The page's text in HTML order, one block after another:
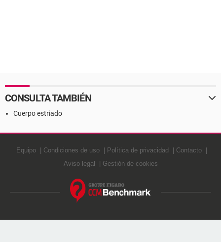
CONSULTA TAMBIÉN
Cuerpo estriado
Equipo Condiciones de uso Política de privacidad
Contacto
Aviso legal
Gestión de cookies